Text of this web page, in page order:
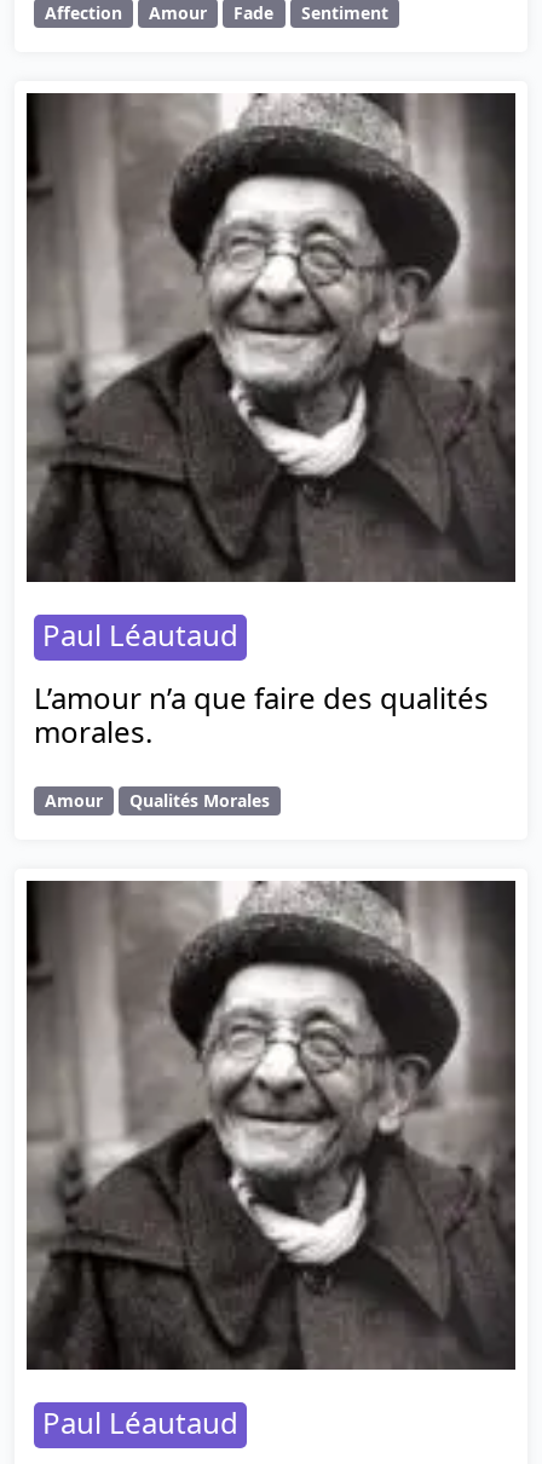
Affection Amour Fade Sentiment
Paul Léautaud
L’amour n’a que faire des qualités
morales.
Amour Qualités Morales
Paul Léautaud